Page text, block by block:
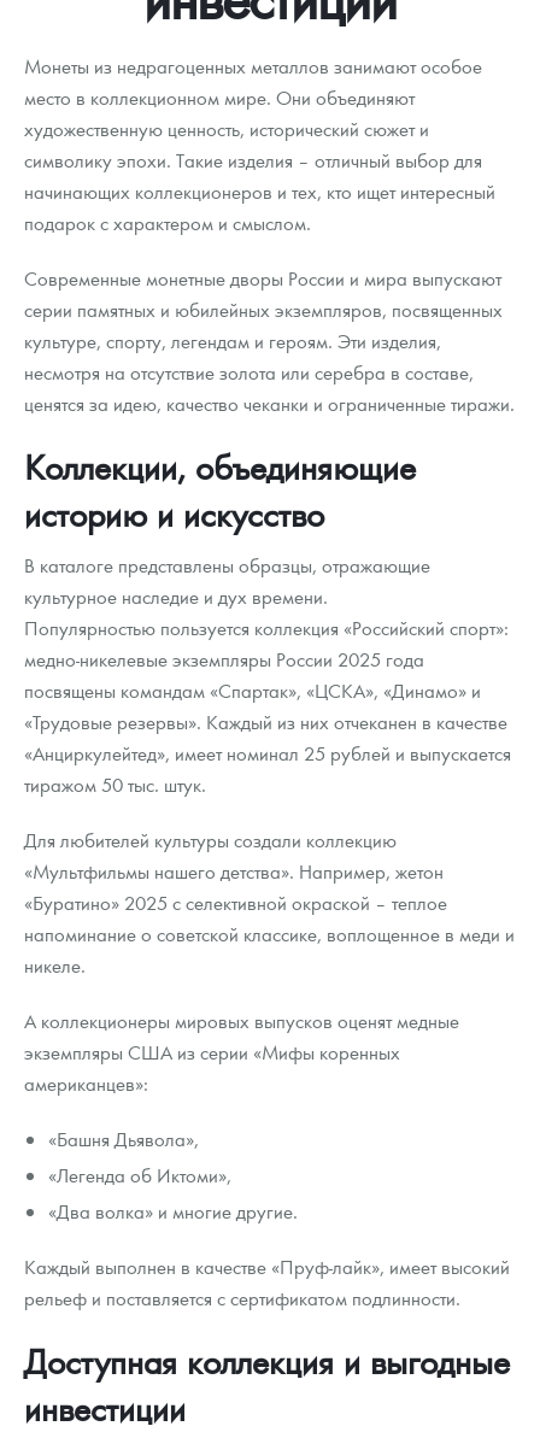
Монеты из недрагоценных металлов занимают особое
место в коллекционном мире. Они объединяют
художественную ценность, исторический сюжет и
символику эпохи. Такие изделия – отличный выбор для
начинающих коллекционеров и тех, кто ищет интересный
подарок с характером и смыслом.
Современные монетные дворы России и мира выпускают
серии памятных и юбилейных экземпляров, посвященных
культуре, спорту, легендам и героям. Эти изделия,
несмотря на отсутствие золота или серебра в составе,
ценятся за идею, качество чеканки и ограниченные тиражи.
Коллекции, объединяющие
историю и искусство
В каталоге представлены образцы, отражающие
культурное наследие и дух времени.
Популярностью пользуется коллекция «Российский спорт»:
медно-никелевые экземпляры России 2025 года
посвящены командам «Спартак», «ЦСКА», «Динамо» и
«Трудовые резервы». Каждый из них отчеканен в качестве
«Анциркулейтед», имеет номинал 25 рублей и выпускается
тиражом 50 тыс. штук.
Для любителей культуры создали коллекцию
«Мультфильмы нашего детства». Например, жетон
«Буратино» 2025 с селективной окраской – теплое
напоминание о советской классике, воплощенное в меди и
никеле.
А коллекционеры мировых выпусков оценят медные
экземпляры США из серии «Мифы коренных
американцев»:
«Башня Дьявола»,
«Легенда об Иктоми»,
«Два волка» и многие другие.
Каждый выполнен в качестве «Пруф-лайк», имеет высокий
рельеф и поставляется с сертификатом подлинности.
Доступная коллекция и выгодные
инвестиции